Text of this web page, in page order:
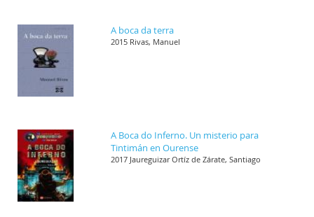
A boca da terra
2015 Rivas, Manuel
A Boca do Inferno. Un misterio para
Tintimán en Ourense
2017 Jaureguizar Ortíz de Zárate, Santiago